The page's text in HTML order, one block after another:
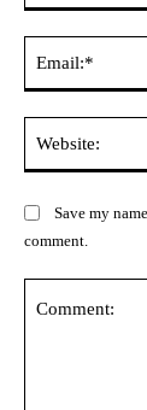
Save my
comment.